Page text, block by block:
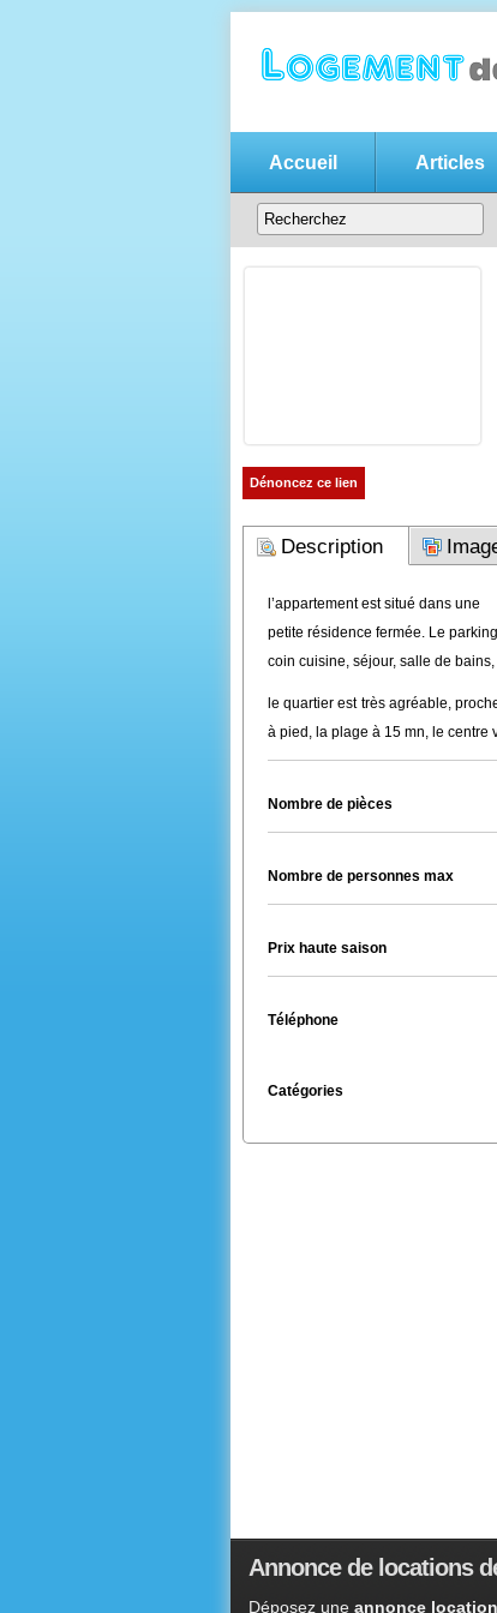
Annonce
Votreannonce de location de
entre particuliers
Accueil Articles
Dénoncez ce lien
Description
l’appartement est situé dans une
petite résidence fermée. Le
coin cuisine, séjour, salle de
le quartier est très agréable,
à pied, la plage à 15 mn, le centre
Nombre de pièces
Nombre de personnes max
Prix haute saison
Téléphone
Catégories
Annonce de locations
Déposez une annonce